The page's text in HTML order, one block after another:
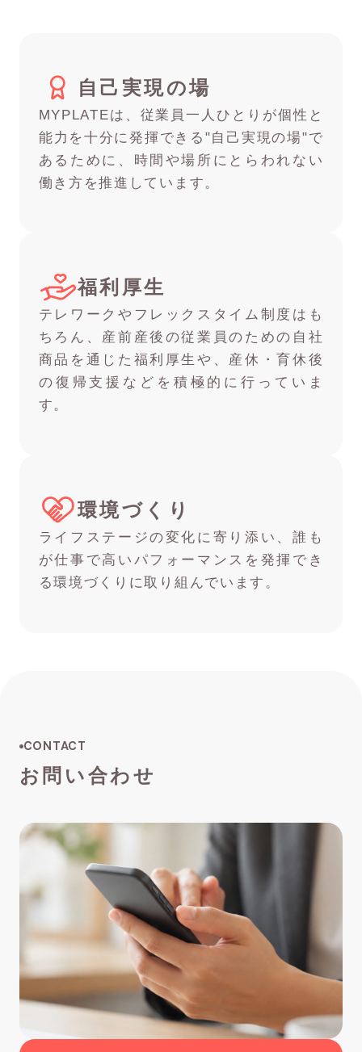
自己実現の場
MYPLATEは、従業員一人ひとりが個性と
能力を十分に発揮できる"自己実現の場"で
あるために、時間や場所にとらわれない
働き方を推進しています。
福利厚生
テレワークやフレックスタイム制度はも
ちろん、産前産後の従業員のための自社
商品を通じた福利厚生や、産休・育休後
の復帰支援などを積極的に行っていま
す。
環境づくり
ライフステージの変化に寄り添い、誰も
が仕事で高いパフォーマンスを発揮でき
る環境づくりに取り組んでいます。
CONTACT
お問い合わせ